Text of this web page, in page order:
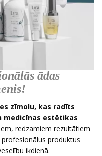
ādas
zīmolu, kas radīts
medicīnas estētikas
redzamiem rezultātiem
produktus
ikdienā.